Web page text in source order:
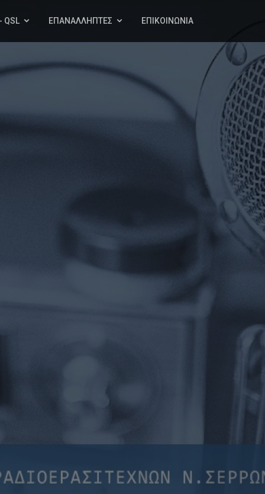
QSL ΕΠΑΝΑΛΛΗΠΤΕΣ ΕΠΙΚΟΙΝΩΝΙΑ